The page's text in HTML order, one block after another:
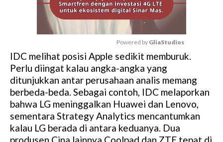
M
u
e
Powered by GliaStudios
IDC melihat posisi Apple sedikit memburuk.
Perlu diingat kalau angka-angka yang
ditunjukkan antar perusahaan analis memang
berbeda-beda. Sebagai contoh, IDC melaporkan
bahwa LG meninggalkan Huawei dan Lenovo,
sementara Strategy Analytics mencantumkan
kalau LG berada di antara keduanya. Dua